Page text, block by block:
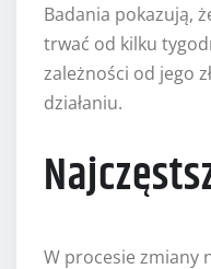
Badania pokazują,
trwać od kilku
zależności od jego
działaniu.
W procesie zmiany